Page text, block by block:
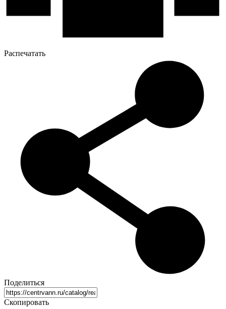
Распечатать
Поделиться
Скопировать